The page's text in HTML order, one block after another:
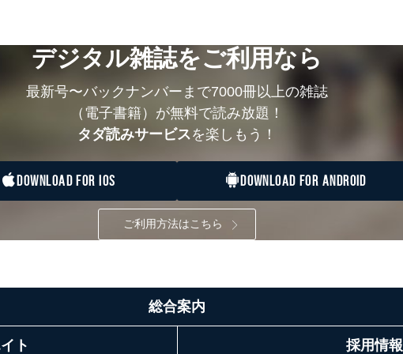
デジタル雑誌をご利用なら
最新号〜バックナンバーまで7000冊以上の雑誌
（電子書籍）が無料で読み放題！
タダ読みサービスを楽しもう！
DOWNLOAD FOR IOS DOWNLOAD FOR ANDROID
ご利用方法はこちら
総合案内
ト 採用情報